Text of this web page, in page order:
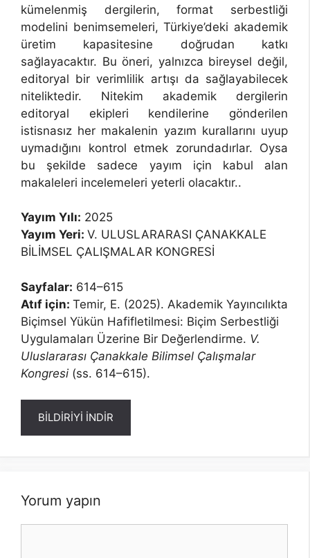
kümelenmiş dergilerin, format serbestliği
modelini benimsemeleri, Türkiye’deki akademik
üretim kapasitesine doğrudan katkı
sağlayacaktır. Bu öneri, yalnızca bireysel değil,
editoryal bir verimlilik artışı da sağlayabilecek
niteliktedir. Nitekim akademik dergilerin
editoryal ekipleri kendilerine gönderilen
istisnasız her makalenin yazım kurallarını uyup
uymadığını kontrol etmek zorundadırlar. Oysa
bu şekilde sadece yayım için kabul alan
makaleleri incelemeleri yeterli olacaktır..
Yayım Yılı: 2025
Yayım Yeri: V. ULUSLARARASI ÇANAKKALE
BİLİMSEL ÇALIŞMALAR KONGRESİ
Sayfalar: 614–615
Atıf için: Temir, E. (2025). Akademik Yayıncılıkta
Biçimsel Yükün Hafifletilmesi: Biçim Serbestliği
Uygulamaları Üzerine Bir Değerlendirme. V.
Uluslararası Çanakkale Bilimsel Çalışmalar
Kongresi (ss. 614–615).
BİLDİRİYİ İNDİR
Yorum yapın